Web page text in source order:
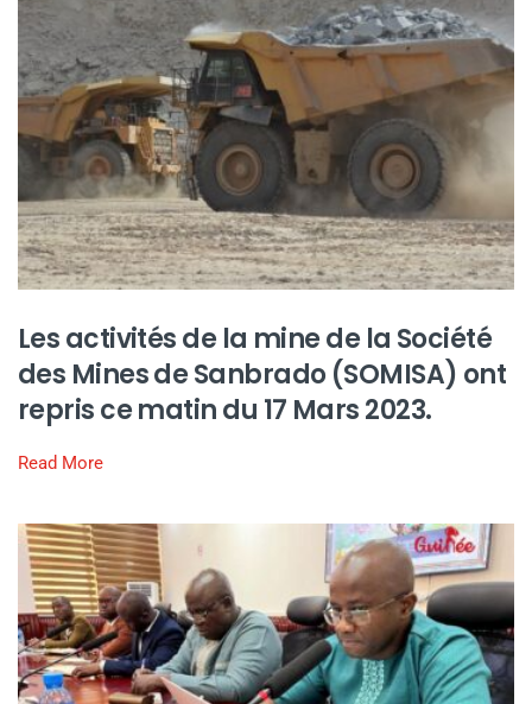
Les activités de la mine de la Société
des Mines de Sanbrado (SOMISA) ont
repris ce matin du 17 Mars 2023.
Read More